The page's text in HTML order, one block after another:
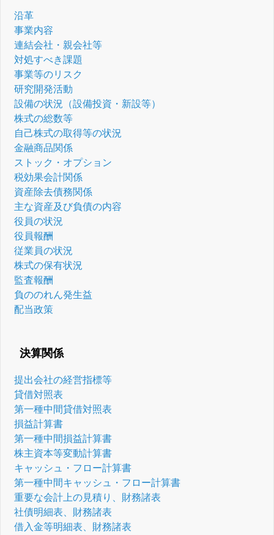
沿革
事業内容
連結会社・親会社等
対処すべき課題
事業等のリスク
研究開発活動
設備の状況（設備投資・新設等）
株式の総数等
自己株式の取得等の状況
金融商品関係
ストック・オプション
税効果会計関係
資産除去債務関係
主な資産及び負債の内容
役員の状況
役員報酬
従業員の状況
株式の保有状況
監査報酬
負ののれん発生益
配当政策
決算関係
提出会社の経営指標等
貸借対照表
第一種中間貸借対照表
損益計算書
第一種中間損益計算書
株主資本等変動計算書
キャッシュ・フロー計算書
第一種中間キャッシュ・フロー計算書
重要な会計上の見積り、財務諸表
社債明細表、財務諸表
借入金等明細表、財務諸表